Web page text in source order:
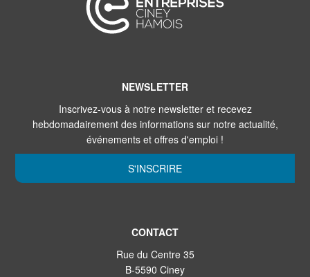
NEWSLETTER
Inscrivez-vous à notre newsletter et recevez
hebdomadairement des informations sur notre actualité,
événements et offres d'emploi !
S'INSCRIRE
CONTACT
Rue du Centre 35
B-5590 Ciney